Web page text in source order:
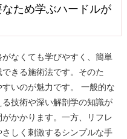
ため学ぶハードルが
なくても学びやすく、簡単
きる施術法です。そのた
いのが魅力です。 一般的な
技術や深い解剖学の知識が
かかります。一方、リフレ
しく刺激するシンプルな手